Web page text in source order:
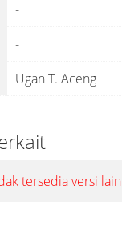
-
-
Ugan T. Aceng
tersedia versi lain